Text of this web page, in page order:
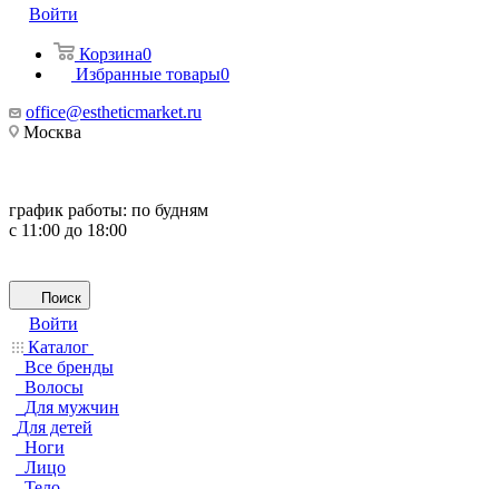
Войти
Корзина0
Избранные товары0
office@estheticmarket.ru
Москва
график работы: по будням
с 11:00 до 18:00
Поиск
Войти
Каталог
Все бренды
Волосы
Для мужчин
Для детей
Ноги
Лицо